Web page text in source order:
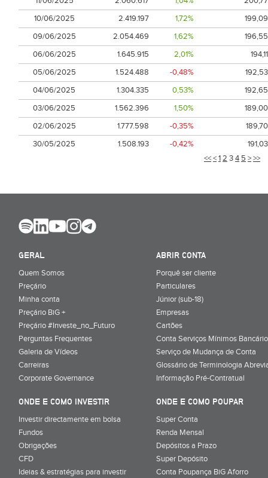
<<<12 34 5 >>>
10/06/2025
2.419.197 1,72%
199,09
09/06/2025
2.054.469 1,62%
196,55
06/06/2025
1.645.915 2,01%
194,11
05/06/2025
1.524.488 -0,48%
192,53
04/06/2025
1.304.335 0,53%
192,65
03/06/2025
1.562.396 1,50%
189,00
02/06/2025
1.777.598 -0,35%
189,70
30/05/2025
1.508.193 -0,42% 191,03
GERAL
Quem Somos
Preçário
Minha conta
Preçário BiG +
Preçário #Investe_no_Futuro
Perguntas Frequentes
Galeria de Vídeos
Carreiras
Corporate Governance
ABRIR CONTA
Porquê ser cliente
Particulares
Júnior (sub-18)
Empresas
Cartões
Conta Serviços Mínimos
Serviço de Mudança de Conta
Glossário de Terminologia
Informação Pré-Contratual
ONDE E COMO INVESTIR
Investir directamente em bolsa
Fundos
Obrigações
CFD
Ideias & estratégias para investir
ONDE E COMO POUPAR
Super Conta
Renda Mensal
Depósitos a Prazo
Super Depósito
Conta Poupança BiG Aforro